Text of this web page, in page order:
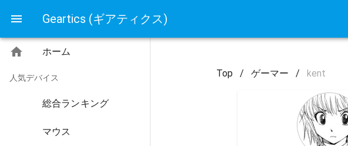
Geartics (ギアティクス)
ホーム
人気デバイス
総合ランキング
マウス
Top / ゲーマー / kent